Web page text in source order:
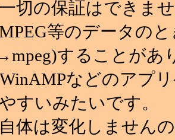
切の保証はできま
等のデータの
することがあ
などのアプ
すいみたいです。
体は変化しません